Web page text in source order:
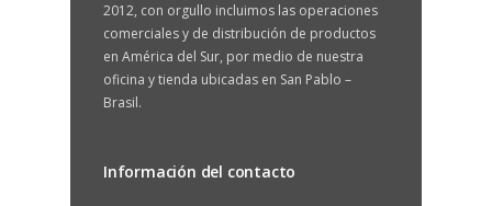
2012, con orgullo incluimos las operaciones
comerciales y de distribución de productos
en América del Sur, por medio de nuestra
oficina y tienda ubicadas en San Pablo –
Brasil.
Información del contacto